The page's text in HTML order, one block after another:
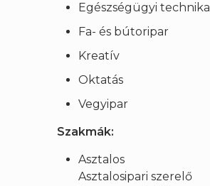
Egészségügyi technika
Fa- és bútoripar
Kreatív
Oktatás
Vegyipar
Szakmák:
Asztalos
Asztalosipari szerelő